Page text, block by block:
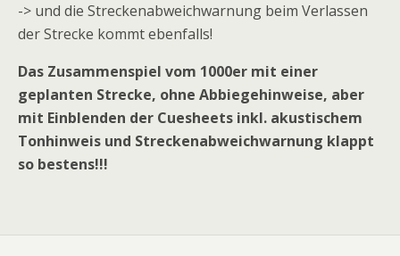
-> und die Streckenabweichwarnung beim Verlassen
der Strecke kommt ebenfalls!
Das Zusammenspiel vom 1000er mit einer
geplanten Strecke, ohne Abbiegehinweise, aber
mit Einblenden der Cuesheets inkl. akustischem
Tonhinweis und Streckenabweichwarnung klappt
so bestens!!!